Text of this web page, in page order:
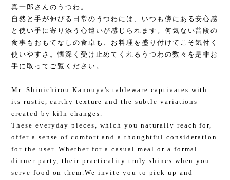
真一郎さんのうつわ。
自然と手が伸びる日常のうつわには、いつも傍にある安心感
と使い手に寄り添う心遣いが感じられます。何気ない普段の
食事もおもてなしの食卓も、お料理を盛り付けてこそ気付く
使いやすさ。懐深く受け止めてくれるうつわの数々を是非お
手に取ってご覧ください。
Mr. Shinichirou Kanouya's tableware captivates with
its rustic, earthy texture and the subtle variations
created by kiln changes.
These everyday pieces, which you naturally reach for,
offer a sense of comfort and a thoughtful consideration
for the user. Whether for a casual meal or a formal
dinner party, their practicality truly shines when you
serve food on them.We invite you to pick up and